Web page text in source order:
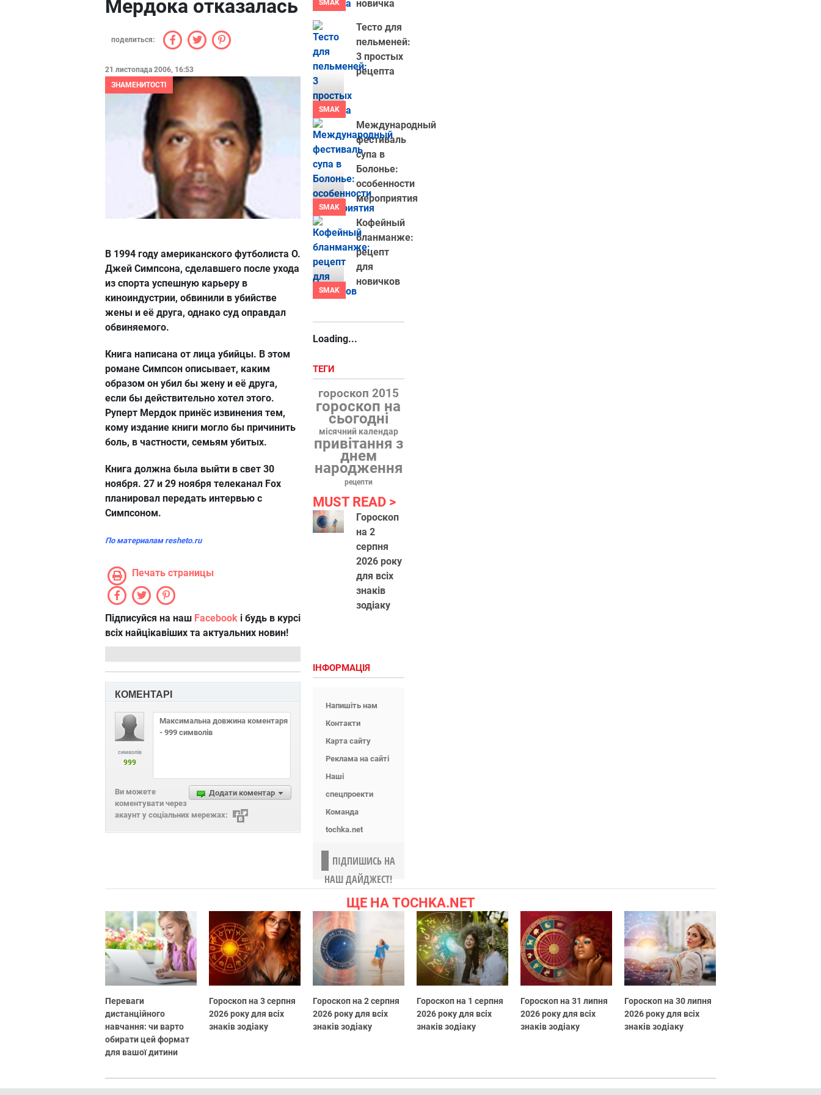
Мердока отказалась
поделиться:
21 листопада 2006, 16:53
ЗНАМЕНИТОСТІ
В 1994 году американского футболиста О.
Джей Симпсона, сделавшего после ухода
из спорта успешную карьеру в
киноиндустрии, обвинили в убийстве
жены и её друга, однако суд оправдал
обвиняемого.
Книга написана от лица убийцы. В этом
романе Симпсон описывает, каким
образом он убил бы жену и её друга,
если бы действительно хотел этого.
Руперт Мердок принёс извинения тем,
кому издание книги могло бы причинить
боль, в частности, семьям убитых.
Книга должна была выйти в свет 30
ноября. 27 и 29 ноября телеканал Fox
планировал передать интервью с
Симпсоном.
По материалам resheto.ru
Печать страницы
Підписуйся на наш Facebook і будь в курсі
всіх найцікавіших та актуальних новин!
КОМЕНТАРІ
символів
999
Додати коментар
Ви можете
коментувати через
акаунт у соціальних мережах:
SMAK
новичка
SMAK
Тесто для
пельменей:
3 простых
рецепта
SMAK
Международный
фестиваль
супа в
Болонье:
особенности
мероприятия
SMAK
Кофейный
бланманже:
рецепт
для
новичков
Loading...
ТЕГИ
гороскоп 2015
гороскоп на
сьогодні
місячний календар
привітання з
днем
народження
рецепти
MUST READ
Гороскоп
на 2
серпня
2026 року
для всіх
знаків
зодіаку
ІНФОРМАЦІЯ
Напишіть нам
Контакти
Карта сайту
Реклама на сайті
Наші
спецпроекти
Команда
tochka.net
ПІДПИШИСЬ НА
НАШ ДАЙДЖЕСТ!
ЩЕ НА TOCHKA.NET
Переваги
дистанційного
навчання: чи варто
обирати цей формат
для вашої дитини
Гороскоп на 3 серпня
2026 року для всіх
знаків зодіаку
Гороскоп на 2 серпня
2026 року для всіх
знаків зодіаку
Гороскоп на 1 серпня
2026 року для всіх
знаків зодіаку
Гороскоп на 31 липня
2026 року для всіх
знаків зодіаку
Гороскоп на 30 липня
2026 року для всіх
знаків зодіаку